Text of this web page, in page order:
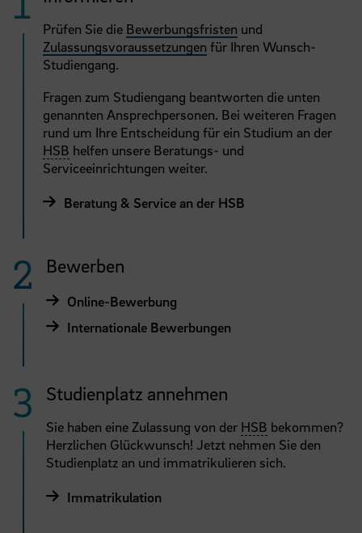
Prüfen Sie die Bewerbungsfristen und
Zulassungsvoraussetzungen für Ihren Wunsch-
Studiengang.
Fragen zum Studiengang beantworten die unten
genannten Ansprechpersonen. Bei weiteren Fragen
rund um Ihre Entscheidung für ein Studium an der
HSB helfen unsere Beratungs- und
Serviceeinrichtungen weiter.
Beratung & Service an der HSB
Bewerben
Online-Bewerbung
Internationale Bewerbungen
Studienplatz annehmen
Sie haben eine Zulassung von der HSB bekommen?
Herzlichen Glückwunsch! Jetzt nehmen Sie den
Studienplatz an und immatrikulieren sich.
Immatrikulation